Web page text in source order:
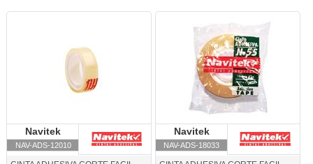
Navitek
NAV-ADS-12010
Navitek
NAV-ADS-18033